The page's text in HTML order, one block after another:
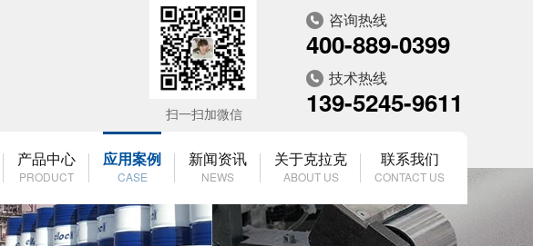
咨询热线
400-889-0399
技术热线
139-5245-9611
扫一扫加微信
产品中心
PRODUCT
应用案例
CASE
新闻资讯
NEWS
关于克拉克
ABOUT US
联系我们
CONTACT US